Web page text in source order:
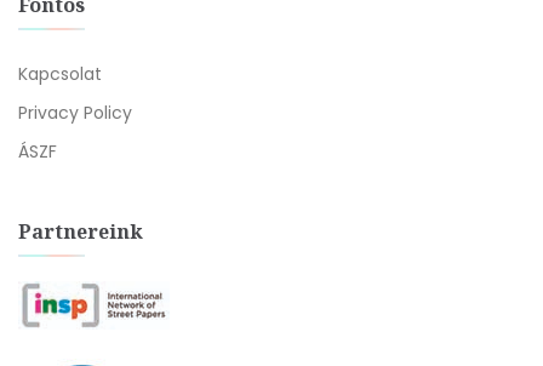
Kapcsolat
Privacy Policy
ÁSZF
Partnereink